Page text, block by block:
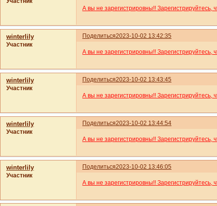
А вы не зарегистрировны!! Зарегистрируйтесь,
Поделиться2023-10-02 13:42:35
winterlily
Участник
А вы не зарегистрировны!! Зарегистрируйтесь,
Поделиться2023-10-02 13:43:45
winterlily
Участник
А вы не зарегистрировны!! Зарегистрируйтесь,
Поделиться2023-10-02 13:44:54
winterlily
Участник
А вы не зарегистрировны!! Зарегистрируйтесь,
Поделиться2023-10-02 13:46:05
winterlily
Участник
А вы не зарегистрировны!! Зарегистрируйтесь,